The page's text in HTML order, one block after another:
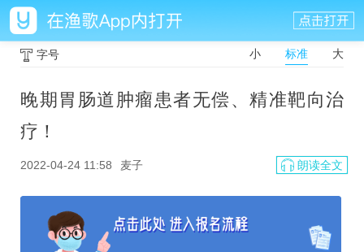
字号 小 标准 大
晚期胃肠道肿瘤患者无偿、精准靶向治
疗！
2022-04-24 11:58 麦子 朗读全文